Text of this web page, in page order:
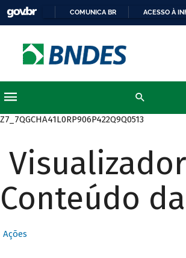
COMUNICA BR ACESSO À
Z7_7QGCHA41L0RP906P422Q9Q0513
Conteúdo
Ações